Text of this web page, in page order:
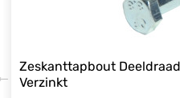
Zeskanttapbout
Verzinkt